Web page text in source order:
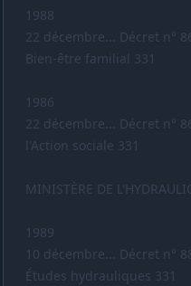
1988
22 décembre... Décret n°
Bien-être familial 331
1986
22 décembre... Décret n°
l'Action sociale 331
MINISTÈRE DE
1989
10 décembre... Décret n°
Études hydrauliques 331